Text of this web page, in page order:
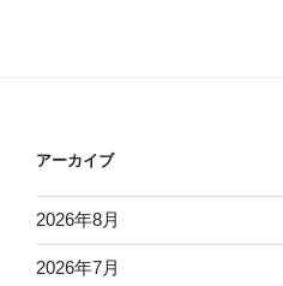
アーカイブ
2026年8月
2026年7月